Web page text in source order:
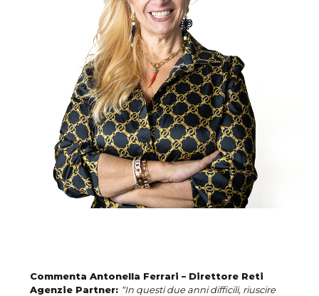
Commenta Antonella Ferrari – Direttore Reti
Agenzie Partner: “In questi due anni difficili, riuscire